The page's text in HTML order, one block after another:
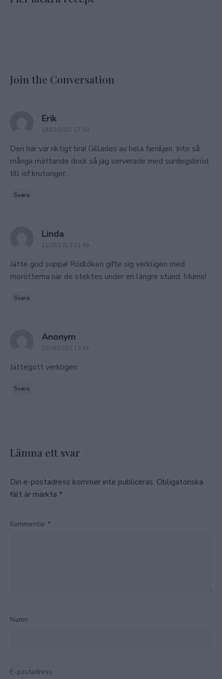
Join the Conversation
Eriksays:
19/01/2022 17:50
Den här var riktigt bra! Gillades av hela familjen. Inte så
många mättande dock så jag serverade med surdegsbröd
till isf krutonger.
Svara
Linda
21/08/2023 13:49
Jätte god soppa! Rödlöken gifte sig verkligen med
morötterna när de stektes under en längre stund. Mums!
Svara
Anonym
18/04/2025 13:44
Jättegott verkligen
Svara
Lämna ett svar
Din e-postadress kommer inte publiceras. Obligatoriska
fält är märkta *
Kommentar *
Namn
E-postadress